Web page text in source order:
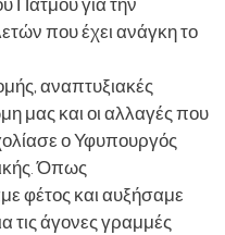
που έχει ανάγκη το
αναπτυξιακές
μας και οι αλλαγές που
ο Υφυπουργός
Όπως
φέτος και αυξήσαμε
τις άγονες γραμμές